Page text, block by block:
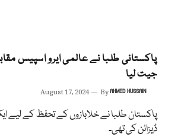
پاکستانی طلبا نے عالمی ایرو اسپیس
جیت لیا
August 17, 2024 ByAHMED HUSSAIN
پاکستان طلبا نے خلابازوں کے تحفظ کے لیے
ڈیزائن کی تھی۔